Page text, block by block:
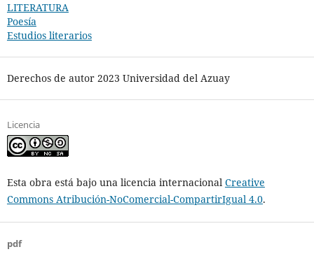
LITERATURA
Poesía
Estudios literarios
Derechos de autor 2023 Universidad del Azuay
Licencia
Esta obra está bajo una licencia internacional Creative
Commons Atribución-NoComercial-CompartirIgual 4.0.
pdf